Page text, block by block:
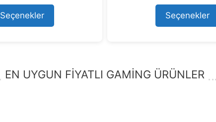
61.595,93 ₺.
Seçenekler
80.291,15 ₺.
Seçenekler
EN UYGUN FİYATLI GAMİNG ÜRÜNLER